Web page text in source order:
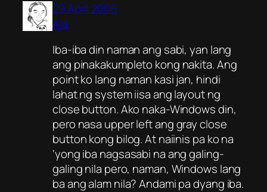
29 April 2006
Aja
Iba-iba din naman ang sabi, yan lang
ang pinakakumpleto kong nakita. Ang
point ko lang naman kasi jan, hindi
lahat ng system iisa ang layout ng
close button. Ako naka-Windows din,
pero nasa upper leftanggrayclose
button kong bilog. At naiinis pa ko na
‘yong iba nagsasabi na ang galing-
galing nila pero, naman, Windows lang
ba ang alam nila? Andami pa dyang iba.